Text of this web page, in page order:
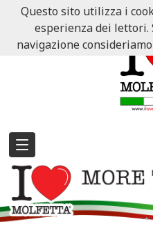
Questo sito utilizza i
esperienza dei lettori.
navigazione